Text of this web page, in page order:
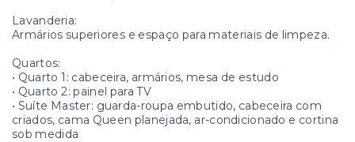
Lavanderia:
Armários superiores e espaço para materiais de limpeza.
Quartos:
• Quarto 1: cabeceira, armários, mesa de estudo
• Quarto 2: painel para TV
• Suíte Master: guarda-roupa embutido, cabeceira com
criados, cama Queen planejada, ar-condicionado e cortina
sob medida